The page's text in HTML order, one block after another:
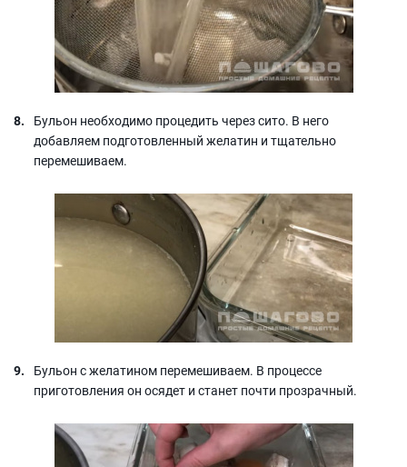
Бульон необходимо процедить через сито. В него
добавляем подготовленный желатин и тщательно
перемешиваем.
Бульон с желатином перемешиваем. В процессе
приготовления он осядет и станет почти прозрачный.